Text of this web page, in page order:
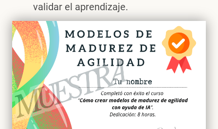
validar el aprendizaje.